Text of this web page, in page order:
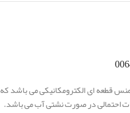
قطعه ای الکترومکانیکی می باشد که
احتمالی در صورت نشتی آب می باشد.